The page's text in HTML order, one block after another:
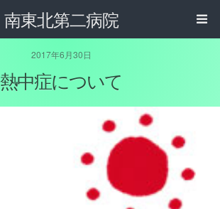
南東北第二病院
2017年6月30日
熱中症について